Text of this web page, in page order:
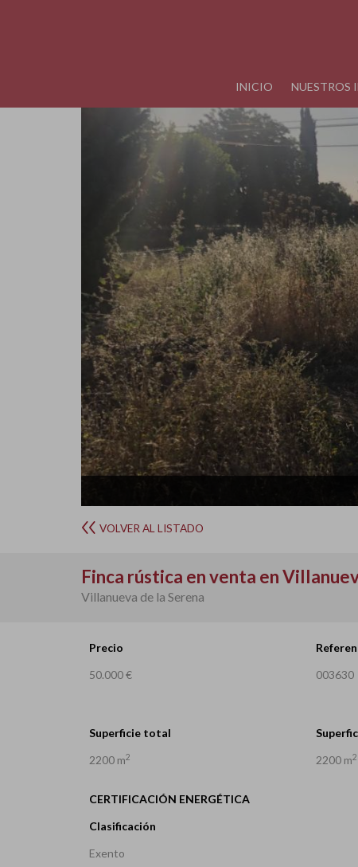
INICIO NUESTROS
VOLVER AL LISTADO
Finca rústica en venta en
Villanueva de la Serena
Precio
50.000 €
003630
Superficie total
2200 m2
2200 m2
CERTIFICACIÓN ENERGÉTICA
Clasificación
Exento